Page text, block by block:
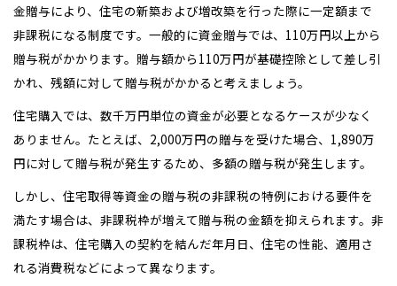
金贈与により、住宅の新築および増改築を行った際に一定額まで
非課税になる制度です。一般的に資金贈与では、110万円以上から
贈与税がかかります。贈与額から110万円が基礎控除として差し引
かれ、残額に対して贈与税がかかると考えましょう。
住宅購入では、数千万円単位の資金が必要となるケースが少なく
ありません。たとえば、2,000万円の贈与を受けた場合、1,890万
円に対して贈与税が発生するため、多額の贈与税が発生します。
しかし、住宅取得等資金の贈与税の非課税の特例における要件を
満たす場合は、非課税枠が増えて贈与税の金額を抑えられます。非
課税枠は、住宅購入の契約を結んだ年月日、住宅の性能、適用さ
れる消費税などによって異なります。